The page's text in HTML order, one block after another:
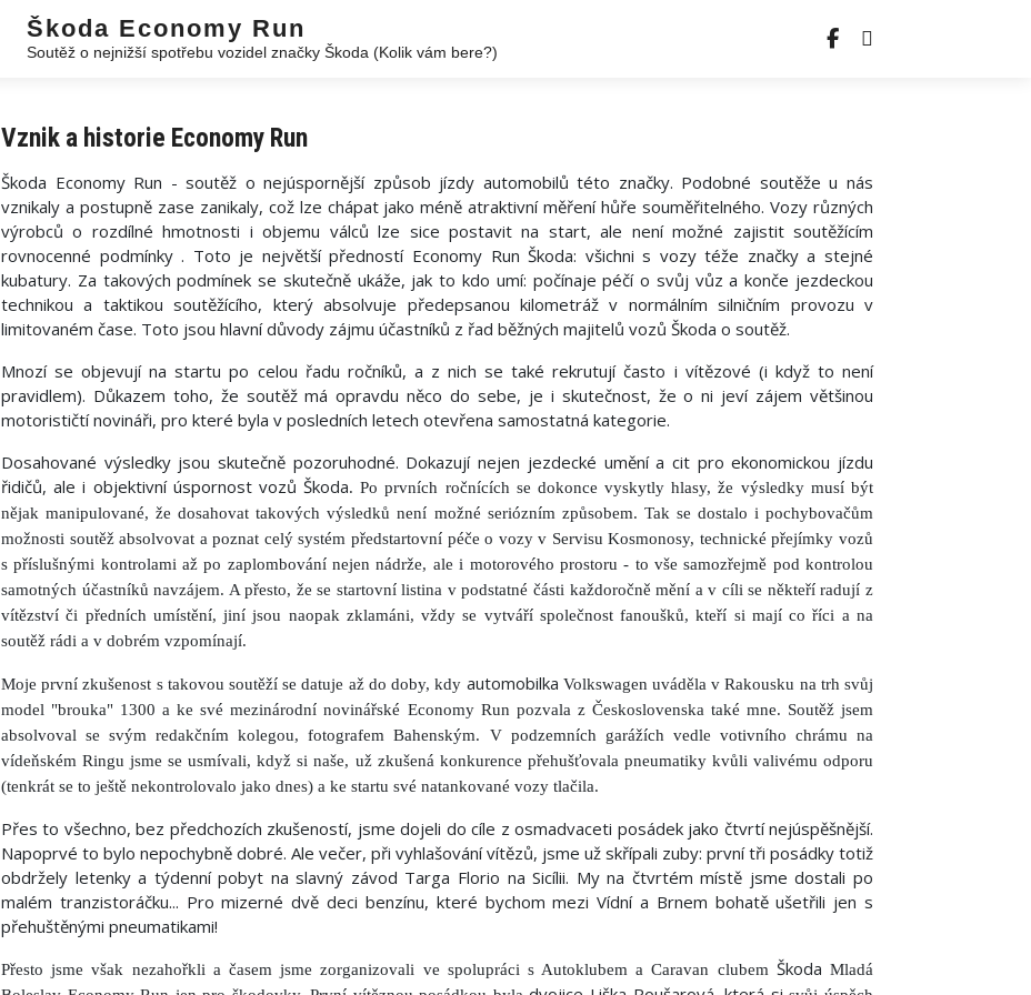
Škoda Economy Run
Soutěž o nejnižší spotřebu vozidel značky Škoda (Kolik vám bere?)
Vznik a historie Economy Run
Škoda Economy Run - soutěž o nejúspornější způsob jízdy automobilů této značky. Podobné soutěže u nás
vznikaly a postupně zase zanikaly, což lze chápat jako méně atraktivní měření hůře souměřitelného. Vozy různých
výrobců o rozdílné hmotnosti i objemu válců lze sice postavit na start, ale není možné zajistit soutěžícím
rovnocenné podmínky . Toto je největší předností Economy Run Škoda: všichni s vozy téže značky a stejné
kubatury. Za takových podmínek se skutečně ukáže, jak to kdo umí: počínaje péčí o svůj vůz a konče jezdeckou
technikou a taktikou soutěžícího, který absolvuje předepsanou kilometráž v normálním silničním provozu v
limitovaném čase. Toto jsou hlavní důvody zájmu účastníků z řad běžných majitelů vozů Škoda o soutěž.
Mnozí se objevují na startu po celou řadu ročníků, a z nich se také rekrutují často i vítězové (i když to není
pravidlem). Důkazem toho, že soutěž má opravdu něco do sebe, je i skutečnost, že o ni jeví zájem většinou
motorističtí novináři, pro které byla v posledních letech otevřena samostatná kategorie.
Dosahované výsledky jsou skutečně pozoruhodné. Dokazují nejen jezdecké umění a cit pro ekonomickou jízdu
řidičů, ale i objektivní úspornost vozů Škoda. Po prvních ročnících se dokonce vyskytly hlasy, že výsledky musí být
nějak manipulované, že dosahovat takových výsledků není možné seriózním způsobem. Tak se dostalo i pochybovačům
možnosti soutěž absolvovat a poznat celý systém předstartovní péče o vozy v Servisu Kosmonosy, technické přejímky vozů
s příslušnými kontrolami až po zaplombování nejen nádrže, ale i motorového prostoru - to vše samozřejmě pod kontrolou
samotných účastníků navzájem. A přesto, že se startovní listina v podstatné části každoročně mění a v cíli se někteří radují z
vítězství či předních umístění, jiní jsou naopak zklamáni, vždy se vytváří společnost fanoušků, kteří si mají co říci a na
soutěž rádi a v dobrém vzpomínají.
Moje první zkušenost s takovou soutěží se datuje až do doby, kdy automobilka Volkswagen uváděla v Rakousku na trh svůj
model "brouka" 1300 a ke své mezinárodní novinářské Economy Run pozvala z Československa také mne. Soutěž jsem
absolvoval se svým redakčním kolegou, fotografem Bahenským. V podzemních garážích vedle votivního chrámu na
vídeňském Ringu jsme se usmívali, když si naše, už zkušená konkurence přehušťovala pneumatiky kvůli valivému odporu
(tenkrát se to ještě nekontrolovalo jako dnes) a ke startu své natankované vozy tlačila.
Přes to všechno, bez předchozích zkušeností, jsme dojeli do cíle z osmadvaceti posádek jako čtvrtí nejúspěšnější.
Napoprvé to bylo nepochybně dobré. Ale večer, při vyhlašování vítězů, jsme už skřípali zuby: první tři posádky totiž
obdržely letenky a týdenní pobyt na slavný závod Targa Florio na Sicílii. My na čtvrtém místě jsme dostali po
malém tranzistoráčku... Pro mizerné dvě deci benzínu, které bychom mezi Vídní a Brnem bohatě ušetřili jen s
přehuštěnými pneumatikami!
Přesto jsme však nezahořkli a časem jsme zorganizovali ve spolupráci s Autoklubem a Caravan clubem Škoda Mladá